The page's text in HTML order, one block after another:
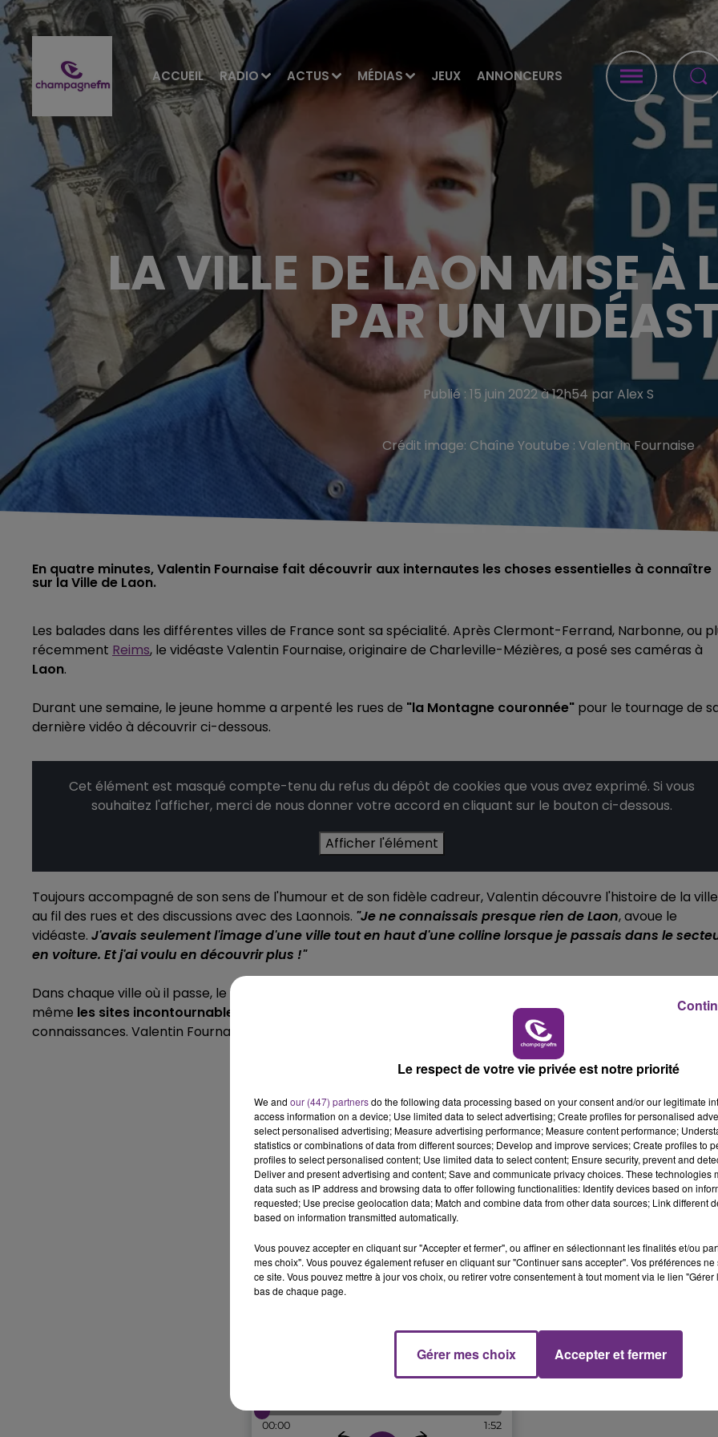
ACCUEIL RADIO ACTUS MÉDIAS JEUX ANNONCEURS
6h00 - 10h00
LA VILLE DE LAON MISE À
PAR UN
Publié : 15 juin 2022 à 12h54 par Alex S
Crédit image: Chaîne Youtube : Valentin Fournaise
En quatre minutes, Valentin Fournaise fait découvrir aux internautes les choses essentielles à connaître
Les balades dans les différentes villes de France sont sa spécialité. Après Clermont-Ferrand, Narbonne, ou
récemment Reims, le vidéaste Valentin Fournaise, originaire de Charleville-Mézières, a posé ses caméras à
Laon.
Durant une semaine, le jeune homme a arpenté les rues de "la Montagne couronnée" pour le tournage de
dernière vidéo à découvrir ci-dessous.
Cet élément est masqué compte-tenu du refus du dépôt de cookies que vous avez exprimé. Si vous
souhaitez l'afficher, merci de nous donner votre accord en cliquant sur le bouton ci-dessous.
Afficher l'élément
Toujours accompagné de son sens de l'humour et de son fidèle cadreur, Valentin découvre l'histoire de la ville
au fil des rues et des discussions avec des Laonnois. "Je ne connaissais presque rien de Laon, avoue le
vidéaste. J'avais seulement l'image d'une ville tout en haut d'une colline lorsque je passais dans le
en voiture. Et j'ai voulu en découvrir plus !"
Dans chaque ville où il passe, le youtubeur fonctionne toujours de la même façon: d'abord, il découvre par lui-
même les sites incontournables
avant de se rapprocher des offices de tourisme pour approfondir ses
connaissances. Valentin Fournaise est l'invité du
LE TICKET DE CAISSE
14h00 - 15h00
Le respect de votre vie privée est notre priorité
We and our (447) partnersdo the following data processing based on your consent and/or our legitimate
access information on a device; Use limited data to select advertising; Create profiles for personalised
select personalised advertising; Measure advertising performance; Measure content performance;
statistics or combinations of data from different sources; Develop and improve services; Create profiles to
profiles to select personalised content; Use limited data to select content; Ensure security, prevent and
Deliver and present advertising and content; Save and communicate privacy choices. These technologies
data such as IP address and browsing data to offer following functionalities: Identify devices based on
requested; Use precise geolocation data; Match and combine data from other data sources; Link different
based on information transmitted automatically.
Vous pouvez accepter en cliquant sur "Accepter et fermer", ou affiner en sélectionnant les finalités et/ou
mes choix". Vous pouvez également refuser en cliquant sur "Continuer sans accepter". Vos préférences
ce site. Vous pouvez mettre à jour vos choix, ou retirer votre consentement à tout moment via le lien
bas de chaque page.
Gérer mes choix Accepter et fermer